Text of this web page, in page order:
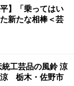
】「乗ってはい
新たな相棒＜芸
工芸品の風鈴 涼
涼 栃木・佐野市